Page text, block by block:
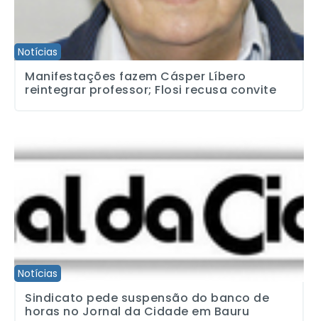
Notícias
Manifestações fazem Cásper Líbero
reintegrar professor; Flosi recusa convite
Notícias
Sindicato pede suspensão do banco de
horas no Jornal da Cidade em Bauru